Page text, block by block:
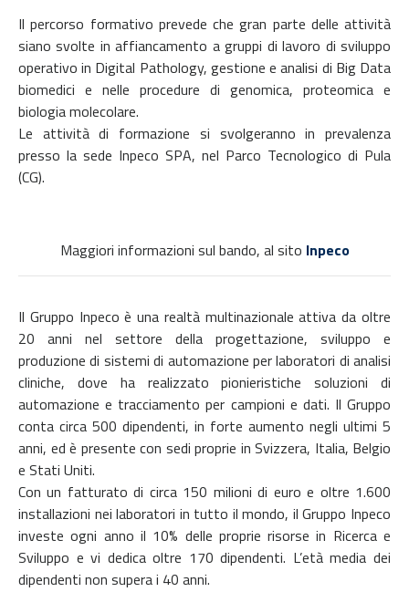
Il percorso formativo prevede che gran parte delle attività
siano svolte in affiancamento a gruppi di lavoro di sviluppo
operativo in Digital Pathology, gestione e analisi di Big Data
biomedici e nelle procedure di genomica, proteomica e
biologia molecolare.
Le attività di formazione si svolgeranno in prevalenza
presso la sede Inpeco SPA, nel Parco Tecnologico di Pula
(CG).
Maggiori informazioni sul bando, al sito Inpeco
Il Gruppo Inpeco è una realtà multinazionale attiva da oltre
20 anni nel settore della progettazione, sviluppo e
produzione di sistemi di automazione per laboratori di analisi
cliniche, dove ha realizzato pionieristiche soluzioni di
automazione e tracciamento per campioni e dati. Il Gruppo
conta circa 500 dipendenti, in forte aumento negli ultimi 5
anni, ed è presente con sedi proprie in Svizzera, Italia, Belgio
e Stati Uniti.
Con un fatturato di circa 150 milioni di euro e oltre 1.600
installazioni nei laboratori in tutto il mondo, il Gruppo Inpeco
investe ogni anno il 10% delle proprie risorse in Ricerca e
Sviluppo e vi dedica oltre 170 dipendenti. L’età media dei
dipendenti non supera i 40 anni.